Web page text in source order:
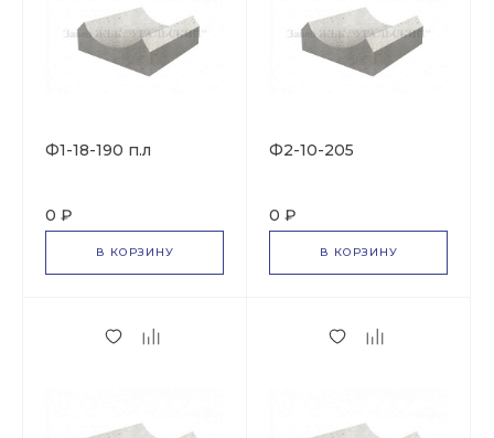
Ф1-18-190 п.л
0 ₽
В КОРЗИНУ
Ф2-10-205
0 ₽
В КОРЗИНУ